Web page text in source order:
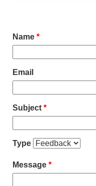
Name *
Email
Subject *
Type
Message *